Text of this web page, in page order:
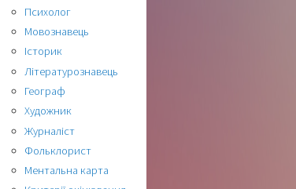
Психолог
Мовознавець
Історик
Літературознавець
Географ
Художник
Журналіст
Фольклорист
Ментальна карта